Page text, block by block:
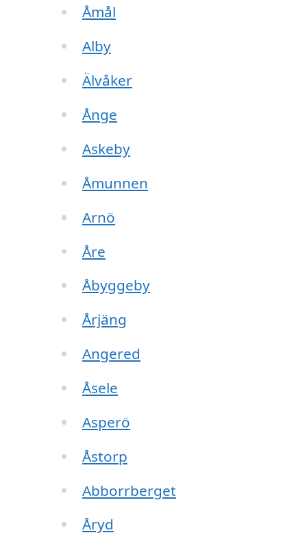
Åmål
Alby
Älvåker
Ånge
Askeby
Åmunnen
Arnö
Åre
Åbyggeby
Årjäng
Angered
Åsele
Asperö
Åstorp
Abborrberget
Åryd